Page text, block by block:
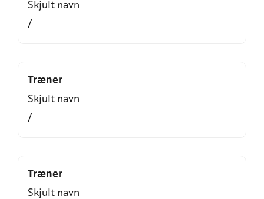
Skjult navn
/
Træner
Skjult navn
/
Træner
Skjult navn